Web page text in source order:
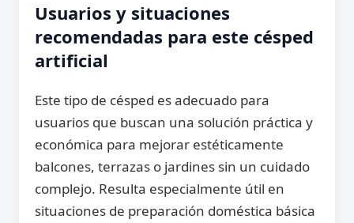
Usuarios y situaciones
recomendadas para este césped
artificial
Este tipo de césped es adecuado para
usuarios que buscan una solución práctica y
económica para mejorar estéticamente
balcones, terrazas o jardines sin un cuidado
complejo. Resulta especialmente útil en
situaciones de preparación doméstica básica